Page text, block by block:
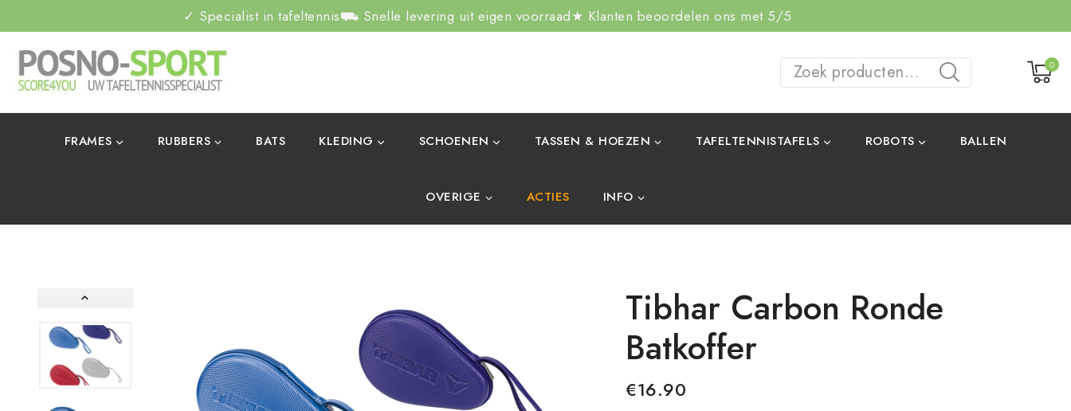
✓ Specialist in tafeltennis⛟ Snelle levering uit eigen voorraad★ Klanten beoordelen ons met 5/5
ZOEKEN
0
FRAMES RUBBERS BATS KLEDING SCHOENEN TASSEN & HOEZEN TAFELTENNISTAFELS ROBOTS BALLEN
OVERIGE ACTIES INFO
Tibhar Carbon Ronde
Batkoffer
€16.90